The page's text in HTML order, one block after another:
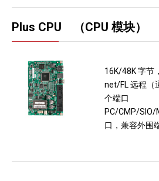
Plus CPU （CPU 模块）
16K/48K 字节
net/FL 远程（
个端口
PC/CMP/SIO/
口，兼容外围